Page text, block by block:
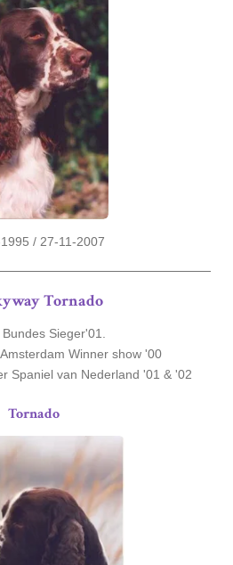
/ 27-11-2007
Tornado
Sieger'01.
Winner show '00
Spaniel van Nederland '01 & '02
Tornado